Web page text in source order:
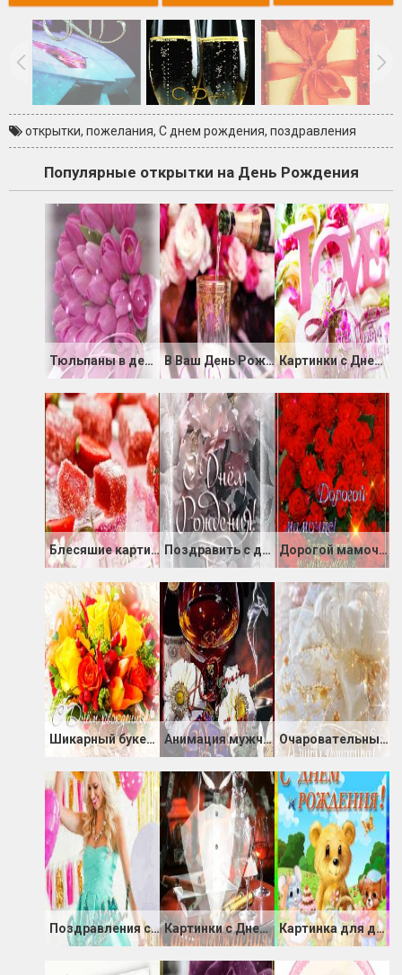
открытки, пожелания, С днем рождения, поздравления
Популярные открытки на День Рождения
Тюльпаны в день Рождения В Ваш День Рождения радости желаю Картинки с Днем Рождения Любимый
Блесяшие картинки с Днём Рождения Поздравить с днем Рождения в картинках Дорогой мамочке
Шикарный букет на день Рожденья Анимация мужчине с днём Рождения! Очаровательные картинки с Днём Рождения
Поздравления с днем Рождения от подруги картинка Картинки с Днем Рождения: Мужчине, Парню Картинка для детей с днём Рождения